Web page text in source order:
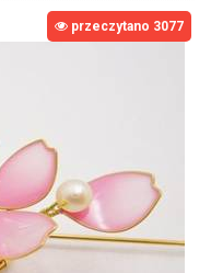
przeczytano 3077